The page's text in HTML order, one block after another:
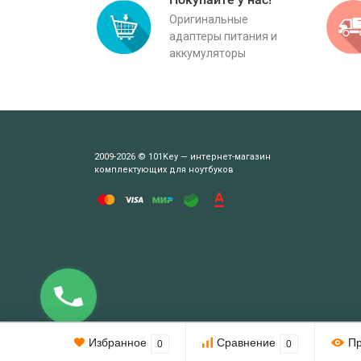
Этот веб-сайт использует cookie-файлы.
Оригинальные
адаптеры питания и
аккумуляторы
2009-2026 © 101Key — интернет-магазин
комплектующих для ноутбуков
Избранное 0 Сравнение 0